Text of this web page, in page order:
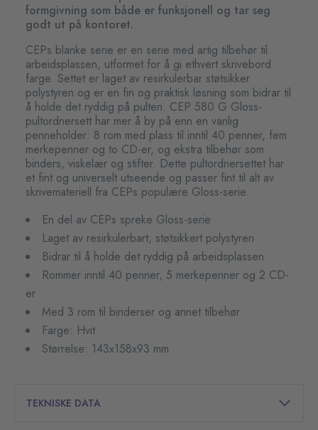
formgivning som både er funksjonell og tar seg
godt ut på kontoret.
CEPs blanke serie er en serie med artig tilbehør til
arbeidsplassen, utformet for å gi ethvert skrivebord
farge. Settet er laget av resirkulerbar støtsikker
polystyren og er en fin og praktisk løsning som bidrar til
å holde det ryddig på pulten. CEP 580 G Gloss-
pultordnersett har mer å by på enn en vanlig
penneholder: 8 rom med plass til inntil 40 penner, fem
merkepenner og to CD-er, og ekstra tilbehør som
binders, viskelær og stifter. Dette pultordnersettet har
et fint og universelt utseende og passer fint til alt av
skrivemateriell fra CEPs populære Gloss-serie.
En del av CEPs spreke Gloss-serie
Laget av resirkulerbart, støtsikkert polystyren
Bidrar til å holde det ryddig på arbeidsplassen
Rommer inntil 40 penner, 5 merkepenner og 2 CD-
er
Med 3 rom til binderser og annet tilbehør
Farge: Hvit
Størrelse: 143x158x93 mm
TEKNISKE DATA